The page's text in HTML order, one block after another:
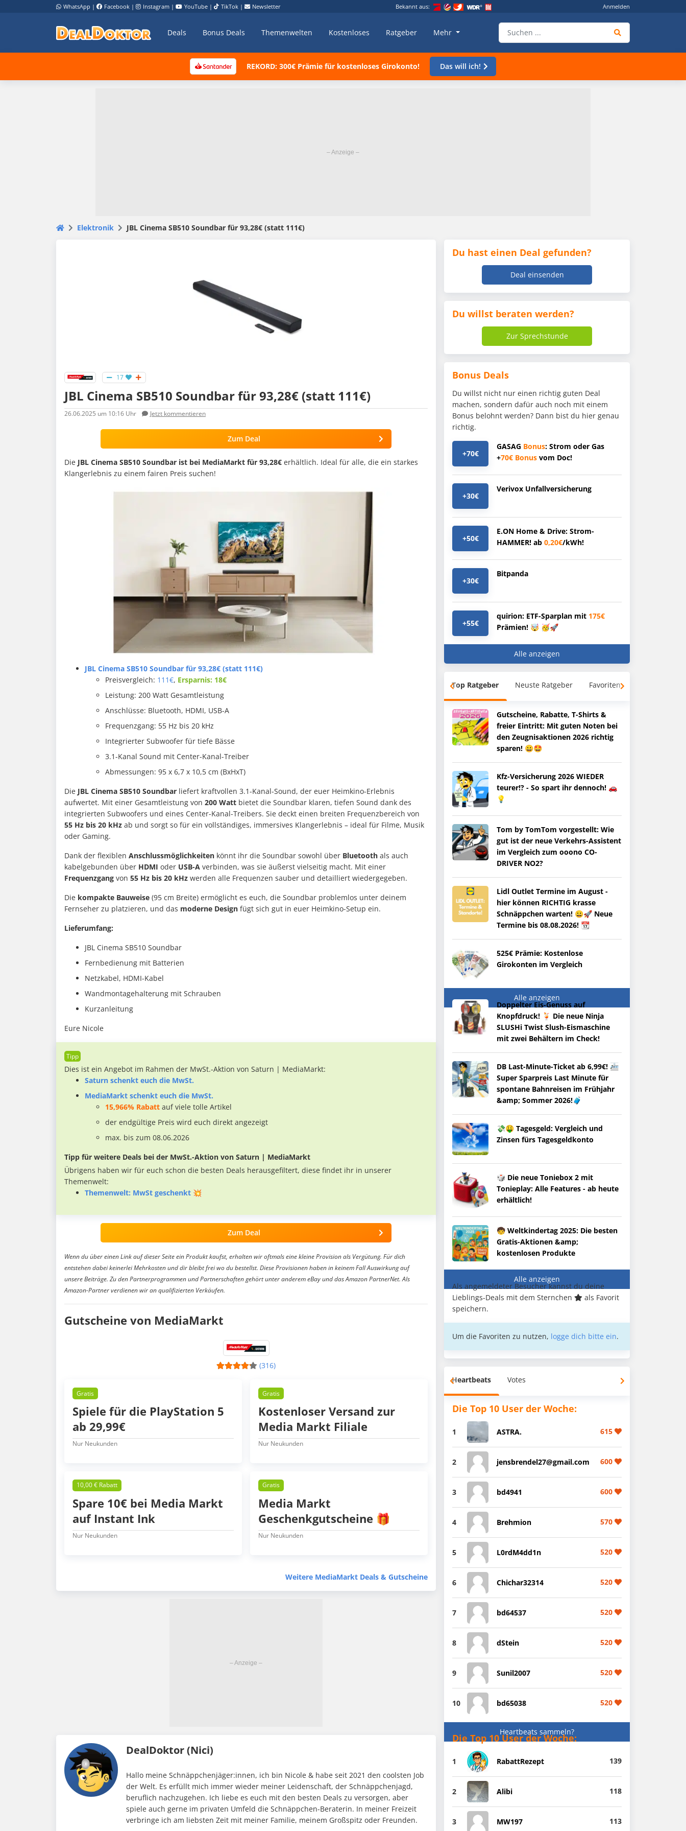
WhatsApp | Facebook | Instagram | YouTube | TikTok | Newsletter Bekannt aus: Anmelden
Deals Bonus Deals Themenwelten Kostenloses Ratgeber Mehr
REKORD: 300€ Prämie für kostenloses Girokonto! Das will ich!
Elektronik JBL Cinema SB510 Soundbar für 93,28€ (statt 111€)
17
JBL Cinema SB510 Soundbar für 93,28€ (statt 111€)
26.06.2025 um 10:16 Uhr Jetzt kommentieren
Zum Deal
Die JBL Cinema SB510 Soundbar ist bei MediaMarkt für 93,28€ erhältlich. Ideal für alle, die ein starkes
Klangerlebnis zu einem fairen Preis suchen!
JBL Cinema SB510 Soundbar für 93,28€ (statt 111€)
Preisvergleich: 111€, Ersparnis: 18€
Leistung: 200 Watt Gesamtleistung
Anschlüsse: Bluetooth, HDMI, USB-A
Frequenzgang: 55 Hz bis 20 kHz
Integrierter Subwoofer für tiefe Bässe
3.1-Kanal Sound mit Center-Kanal-Treiber
Abmessungen: 95 x 6,7 x 10,5 cm (BxHxT)
Die JBL Cinema SB510 Soundbar liefert kraftvollen 3.1-Kanal-Sound, der euer Heimkino-Erlebnis
aufwertet. Mit einer Gesamtleistung von 200 Watt bietet die Soundbar klaren, tiefen Sound dank des
integrierten Subwoofers und eines Center-Kanal-Treibers. Sie deckt einen breiten Frequenzbereich von
55 Hz bis 20 kHz ab und sorgt so für ein vollständiges, immersives Klangerlebnis – ideal für Filme, Musik
oder Gaming.
Dank der flexiblen Anschlussmöglichkeiten könnt ihr die Soundbar sowohl über Bluetooth als auch
kabelgebunden über HDMI oder USB-A verbinden, was sie äußerst vielseitig macht. Mit einer
Frequenzgang von 55 Hz bis 20 kHz werden alle Frequenzen sauber und detailliert wiedergegeben.
Die kompakte Bauweise (95 cm Breite) ermöglicht es euch, die Soundbar problemlos unter deinem
Fernseher zu platzieren, und das moderne Design fügt sich gut in euer Heimkino-Setup ein.
Lieferumfang:
JBL Cinema SB510 Soundbar
Fernbedienung mit Batterien
Netzkabel, HDMI-Kabel
Wandmontagehalterung mit Schrauben
Kurzanleitung
Eure Nicole
Dies ist ein Angebot im Rahmen der MwSt.-Aktion von Saturn | MediaMarkt:
Saturn schenkt euch die MwSt.
MediaMarkt schenkt euch die MwSt.
15,966% Rabatt auf viele tolle Artikel
der endgültige Preis wird euch direkt angezeigt
max. bis zum 08.06.2026
Tipp für weitere Deals bei der MwSt.-Aktion von Saturn | MediaMarkt
Übrigens haben wir für euch schon die besten Deals herausgefiltert, diese findet ihr in unserer
Themenwelt:
Themenwelt: MwSt geschenkt 💥
Zum Deal
Wenn du über einen Link auf dieser Seite ein Produkt kaufst, erhalten wir oftmals eine kleine Provision als Vergütung. Für dich
entstehen dabei keinerlei Mehrkosten und dir bleibt frei wo du bestellst. Diese Provisionen haben in keinem Fall Auswirkung auf
unsere Beiträge. Zu den Partnerprogrammen und Partnerschaften gehört unter anderem eBay und das Amazon PartnerNet. Als
Amazon-Partner verdienen wir an qualifizierten Verkäufen.
Gutscheine von MediaMarkt
(316)
Gratis
Spiele für die PlayStation 5
ab 29,99€
Nur Neukunden
Gratis
Kostenloser Versand zur
Media Markt Filiale
Nur Neukunden
10,00 € Rabatt
Spare 10€ bei Media Markt
auf Instant Ink
Nur Neukunden
Gratis
Media Markt
Geschenkgutscheine 🎁
Nur Neukunden
Weitere MediaMarkt Deals & Gutscheine
DealDoktor (Nici)
Hallo meine Schnäppchenjäger:innen, ich bin Nicole & habe seit 2021 den coolsten Job
der Welt. Es erfüllt mich immer wieder meiner Leidenschaft, der Schnäppchenjagd,
beruflich nachzugehen. Ich liebe es euch mit den besten Deals zu versorgen, aber
spiele auch gerne im privaten Umfeld die Schnäppchen-Beraterin. In meiner Freizeit
verbringe ich am liebsten Zeit mit meiner Familie, meinem Großspitz oder Freunden.
Du hast einen Deal gefunden?
Deal einsenden
Du willst beraten werden?
Zur Sprechstunde
Bonus Deals
Du willst nicht nur einen richtig guten Deal
machen, sondern dafür auch noch mit einem
Bonus belohnt werden? Dann bist du hier genau
richtig.
+70€
GASAG Bonus: Strom oder Gas
+70€ Bonus vom Doc!
+30€
Verivox Unfallversicherung
+50€
E.ON Home & Drive: Strom-
HAMMER! ab 0,20€/kWh!
+30€
Bitpanda
+55€
quirion: ETF-Sparplan mit 175€
Prämien! 🤯 🥳🚀
Alle anzeigen
Top Ratgeber Neuste Ratgeber Favoriten
Gutscheine, Rabatte, T-Shirts &
freier Eintritt: Mit guten Noten bei
den Zeugnisaktionen 2026 richtig
sparen! 😀🤩
Kfz-Versicherung 2026 WIEDER
teurer!? - So spart ihr dennoch! 🚗
💡
Tom by TomTom vorgestellt: Wie
gut ist der neue Verkehrs-Assistent
im Vergleich zum ooono CO-
DRIVER NO2?
Lidl Outlet Termine im August -
hier können RICHTIG krasse
Schnäppchen warten! 😀🚀 Neue
Termine bis 08.08.2026! 📆
525€ Prämie: Kostenlose
Girokonten im Vergleich
Alle anzeigen
Doppelter Eis-Genuss auf
Knopfdruck! 🍹 Die neue Ninja
SLUSHi Twist Slush-Eismaschine
mit zwei Behältern im Check!
DB Last-Minute-Ticket ab 6,99€! 🚈
Super Sparpreis Last Minute für
spontane Bahnreisen im Frühjahr
&amp; Sommer 2026!🧳
💸🤑 Tagesgeld: Vergleich und
Zinsen fürs Tagesgeldkonto
🎲 Die neue Toniebox 2 mit
Tonieplay: Alle Features - ab heute
erhältlich!
🧒 Weltkindertag 2025: Die besten
Gratis-Aktionen &amp;
kostenlosen Produkte
Alle anzeigen
Als angemeldeter Besucher kannst du deine
Lieblings-Deals mit dem Sternchen
als Favorit
speichern.
Um die Favoriten zu nutzen, logge dich bitte ein.
Heartbeats Votes
Die Top 10 User der Woche:
1 ASTRA. 615
2 jensbrendel27@gmail.com 600
3 bd4941 600
4 Brehmion 570
5 L0rdM4dd1n 520
6 Chichar32314 520
7 bd64537 520
8 dStein 520
9 Sunil2007 520
10 bd65038 520
Heartbeats sammeln?
Die Top 10 User der Woche:
1 RabattRezept 139
2 Alibi 118
3 MW197 113